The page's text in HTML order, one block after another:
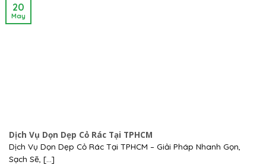
Dịch Vụ Dọn Dẹp Cỏ Rác Tại TPHCM
Dịch Vụ Dọn Dẹp Cỏ Rác Tại TPHCM – Giải Pháp Nhanh Gọn,
Sạch Sẽ, [...]
20
May